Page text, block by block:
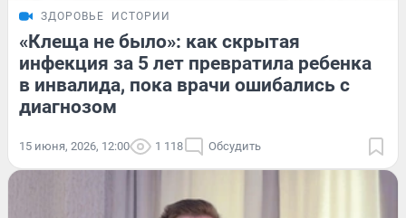
ЗДОРОВЬЕ ИСТОРИИ
«Клеща не было»: как скрытая
инфекция за 5 лет превратила ребенка
в инвалида, пока врачи ошибались с
диагнозом
15 июня, 2026, 12:00 1 118 Обсудить